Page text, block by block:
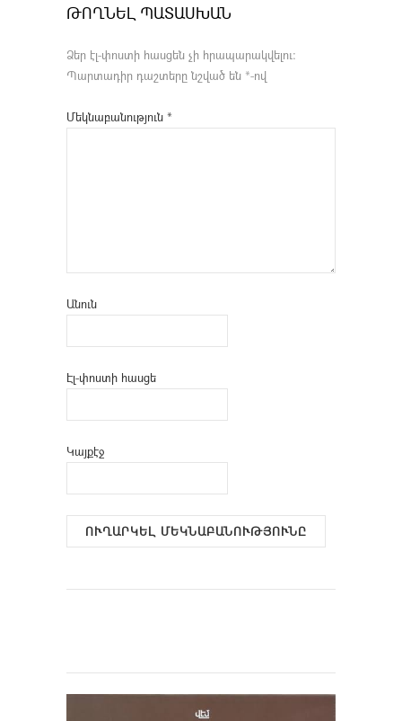
ԹՈՂՆԵԼ ՊԱՏԱՍԽԱՆ
Ձեր էլ-փոստի հասցեն չի հրապարակվելու։
Պարտադիր դաշտերը նշված են *-ով
Մեկնաբանություն *
Անուն
Էլ-փոստի հասցե
Կայքէջ